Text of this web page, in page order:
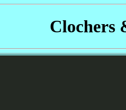
Clochers